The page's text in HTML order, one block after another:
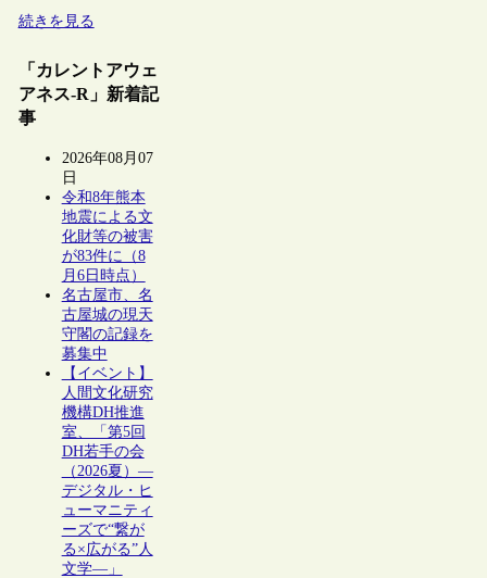
続きを見る
「カレントアウェ
アネス-R」新着記
事
2026年08月07
日
令和8年熊本
地震による文
化財等の被害
が83件に（8
月6日時点）
名古屋市、名
古屋城の現天
守閣の記録を
募集中
【イベント】
人間文化研究
機構DH推進
室、「第5回
DH若手の会
（2026夏）―
デジタル・ヒ
ューマニティ
ーズで“繋が
る×広がる”人
文学―」